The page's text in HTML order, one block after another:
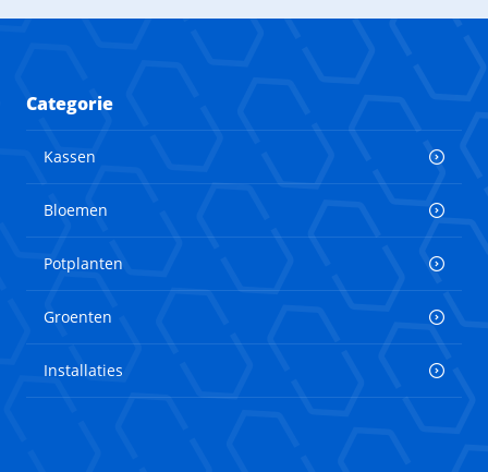
Categorie
Kassen
Bloemen
Potplanten
Groenten
Installaties